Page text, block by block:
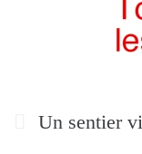
Un sentier